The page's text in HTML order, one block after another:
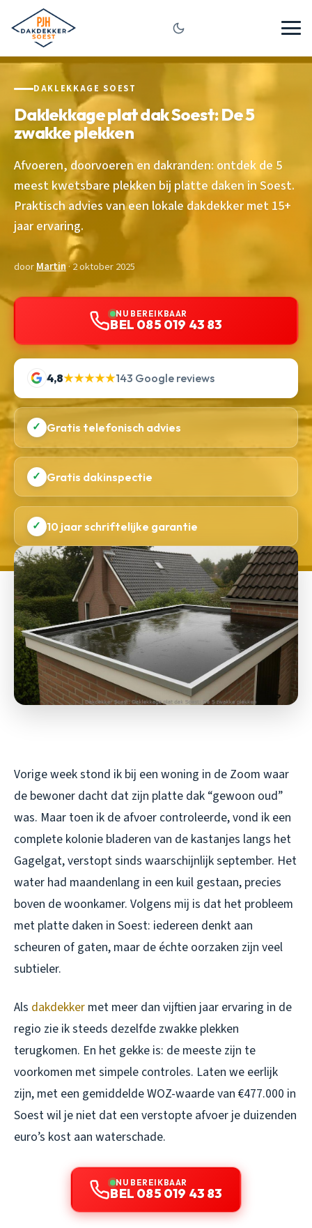
DAKLEKKAGE SOEST
Daklekkage plat dak Soest: De 5
zwakke plekken
Afvoeren, doorvoeren en dakranden: ontdek de 5
meest kwetsbare plekken bij platte daken in Soest.
Praktisch advies van een lokale dakdekker met 15+
jaar ervaring.
doorMartin· 2 oktober 2025
NU BEREIKBAAR
BEL 085 019 43 83
4,8★★★★★143 Google reviews
✓ Gratis telefonisch advies
✓ Gratis dakinspectie
✓ 10 jaar schriftelijke garantie
Vorige week stond ik bij een woning in de Zoom waar
de bewoner dacht dat zijn platte dak “gewoon oud”
was. Maar toen ik de afvoer controleerde, vond ik een
complete kolonie bladeren van de kastanjes langs het
Gagelgat, verstopt sinds waarschijnlijk september. Het
water had maandenlang in een kuil gestaan, precies
boven de woonkamer. Volgens mij is dat het probleem
met platte daken in Soest: iedereen denkt aan
scheuren of gaten, maar de échte oorzaken zijn veel
subtieler.
Als dakdekker met meer dan vijftien jaar ervaring in de
regio zie ik steeds dezelfde zwakke plekken
terugkomen. En het gekke is: de meeste zijn te
voorkomen met simpele controles. Laten we eerlijk
zijn, met een gemiddelde WOZ-waarde van €477.000 in
Soest wil je niet dat een verstopte afvoer je duizenden
euro’s kost aan waterschade.
NU BEREIKBAAR
BEL 085 019 43 83